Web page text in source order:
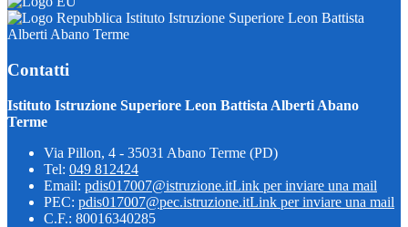
Istituto Istruzione Superiore Leon Battista
Alberti Abano Terme
Contatti
Istituto Istruzione Superiore Leon Battista Alberti Abano
Terme
Via Pillon, 4 - 35031 Abano Terme (PD)
Tel: 049 812424
Email: pdis017007@istruzione.itLink per inviare una mail
PEC: pdis017007@pec.istruzione.itLink per inviare una mail
C.F.: 80016340285